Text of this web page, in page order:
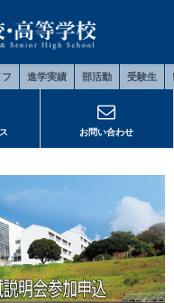
進学実績 部活動 受験生
お問い合わせ